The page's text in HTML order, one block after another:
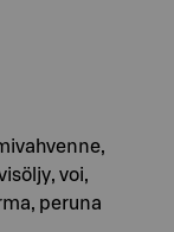
voi,
peruna